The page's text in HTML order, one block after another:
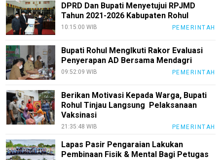
DPRD Dan Bupati Menyetujui RPJMD
Tahun 2021-2026 Kabupaten Rohul
10:15:00 WIB PEMERINTAH
Bupati Rohul MengIkuti Rakor Evaluasi
Penyerapan AD Bersama Mendagri
09:52:09 WIB PEMERINTAH
Berikan Motivasi Kepada Warga, Bupati
Rohul Tinjau Langsung Pelaksanaan
Vaksinasi
21:35:48 WIB PEMERINTAH
Lapas Pasir Pengaraian Lakukan
Pembinaan Fisik & Mental Bagi Petugas
InfoKepri
KuansingTerkini
Sehat
PotensiRohil
LabuhanBatu
Info
Rohul
Nusapos